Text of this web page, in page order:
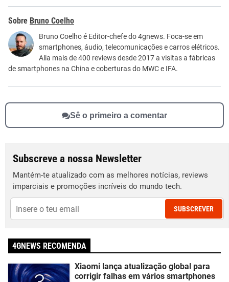
Este conteúdo contém informação incorreta
Este conteúdo não tem a informação que procuro
Outro
Bruno Coelho
Bruno Coelho é Editor-chefe do 4gnews. Foca-se em
smartphones, áudio, telecomunicações e carros elétricos.
Alia mais de 400 reviews desde 2017 a visitas a fábricas
de smartphones na China e coberturas do MWC e IFA.
Sê o primeiro a comentar
Subscreve a nossa Newsletter
Mantém-te atualizado com as melhores notícias, reviews
imparciais e promoções incríveis do mundo tech.
SUBSCREVER
4GNEWS RECOMENDA
Xiaomi lança atualização global para
corrigir falhas em vários smartphones